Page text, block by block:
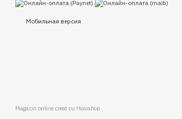
Мобильная версия
Magazin online creat cu Horoshop